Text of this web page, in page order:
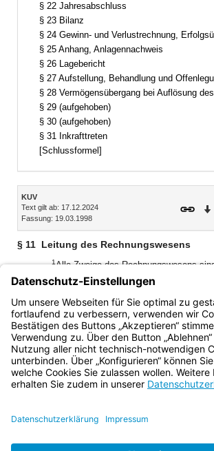
§ 22 Jahresabschluss
§ 23 Bilanz
§ 24 Gewinn- und Verlustrechnung,
§ 25 Anhang, Anlagennachweis
§ 26 Lagebericht
§ 27 Aufstellung, Behandlung und Offenlegung des
§ 28 Vermögensübergang bei Auflösung des
§ 29 (aufgehoben)
§ 30 (aufgehoben)
§ 31 Inkrafttreten
[Schlussformel]
Inhalt
KUV
Text gilt ab: 17.12.2024
Fassung: 19.03.1998
§ 11 Leitung des Rechnungswesens
1Alle Zweige des Rechnungswesens
leiten. Hat das Kommunalunternehmen
Vorstandsmitglied, das für die
Angelegenheiten zuständig ist, so ist
Rechnungswesen verantwortlich.
Bayern.de
BayernPortal
Impressum